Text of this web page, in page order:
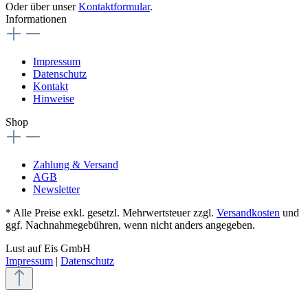
Oder über unserKontaktformular.
Informationen
Impressum
Datenschutz
Kontakt
Hinweise
Shop
Zahlung & Versand
AGB
Newsletter
* Alle Preise exkl. gesetzl. Mehrwertsteuer zzgl. Versandkosten und
ggf. Nachnahmegebühren, wenn nicht anders angegeben.
Lust auf Eis GmbH
Impressum | Datenschutz